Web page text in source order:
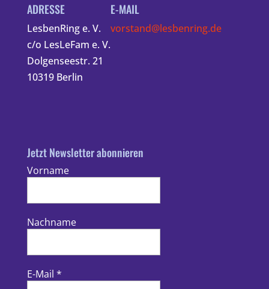
ADRESSE
LesbenRing e. V.
c/o LesLeFam e. V.
Dolgenseestr. 21
10319 Berlin
E-MAIL
vorstand@lesbenring.de
Jetzt Newsletter abonnieren
Vorname
Nachname
E-Mail *